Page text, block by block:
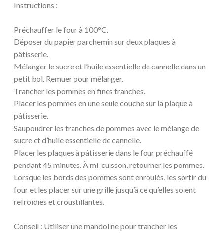
Instructions :
Préchauffer le four à 100°C.
Déposer du papier parchemin sur deux plaques à
pâtisserie.
Mélanger le sucre et l’huile essentielle de cannelle dans un
petit bol. Remuer pour mélanger.
Trancher les pommes en fines tranches.
Placer les pommes en une seule couche sur la plaque à
pâtisserie.
Saupoudrer les tranches de pommes avec le mélange de
sucre et d’huile essentielle de cannelle.
Placer les plaques à pâtisserie dans le four préchauffé
pendant 45 minutes. À mi-cuisson, retourner les pommes.
Lorsque les bords des pommes sont enroulés, les sortir du
four et les placer sur une grille jusqu’à ce qu’elles soient
refroidies et croustillantes.
Conseil : Utiliser une mandoline pour trancher les